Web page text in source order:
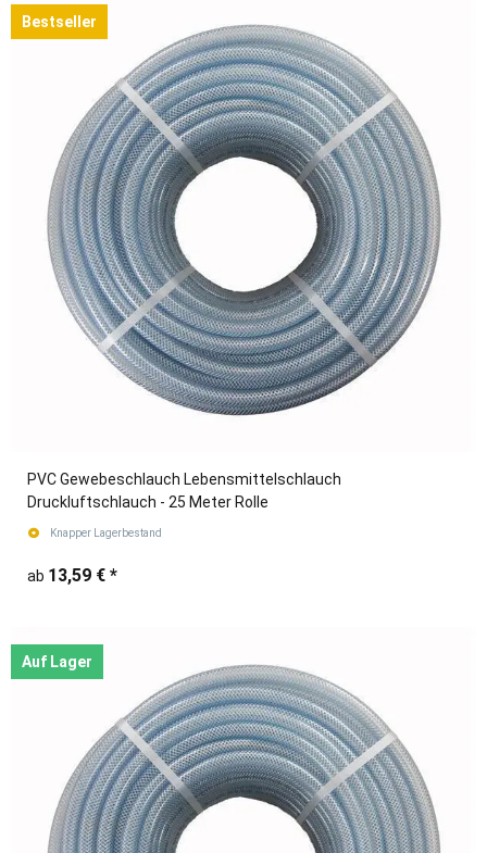
Bestseller
PVC Gewebeschlauch Lebensmittelschlauch
Druckluftschlauch - 25 Meter Rolle
Knapper Lagerbestand
ab 13,59 € *
Auf Lager